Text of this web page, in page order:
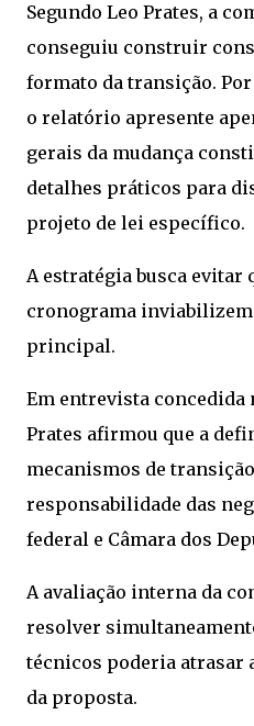
Segundo Leo Prates, a
conseguiu construir
formato da transição.
o relatório apresente
gerais da mudança
detalhes práticos para
projeto de lei específico.
A estratégia busca evitar
cronograma
principal.
Em entrevista
Prates afirmou que a
mecanismos de
responsabilidade das
federal e Câmara dos
A avaliação interna da
resolver
técnicos poderia atrasar
da proposta.